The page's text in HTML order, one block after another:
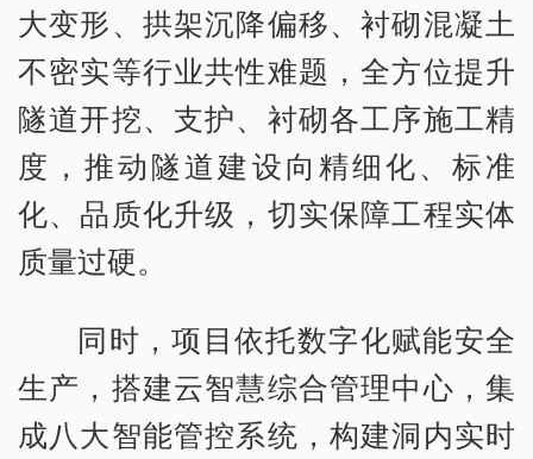
大变形、拱架沉降偏移、衬砌混凝土
不密实等行业共性难题，全方位提升
隧道开挖、支护、衬砌各工序施工精
度，推动隧道建设向精细化、标准
化、品质化升级，切实保障工程实体
质量过硬。
同时，项目依托数字化赋能安全
生产，搭建云智慧综合管理中心，集
成八大智能管控系统，构建洞内实时